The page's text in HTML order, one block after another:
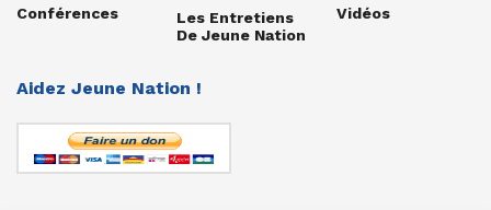
Conférences
Les Entretiens
De Jeune Nation
Vidéos
Aidez Jeune Nation !